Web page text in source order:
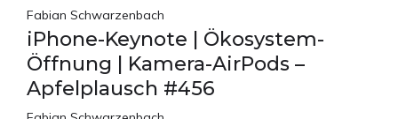
Fabian Schwarzenbach
iPhone-Keynote | Ökosystem-
Öffnung | Kamera-AirPods –
Apfelplausch #456